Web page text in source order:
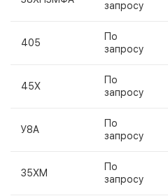
запросу
405
По
запросу
45Х
По
запросу
У8А
По
запросу
35ХМ
По
запросу